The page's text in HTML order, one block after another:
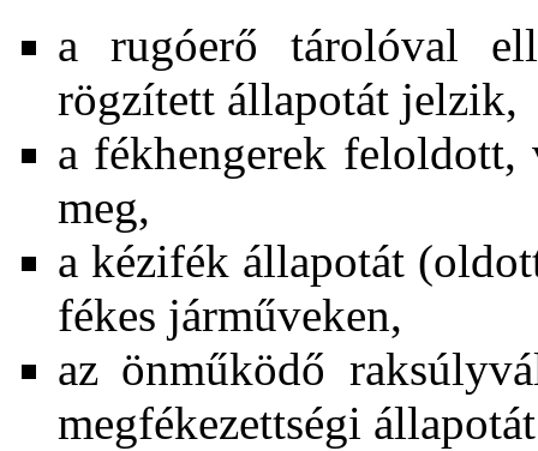
a rugóerő tárolóval
rögzített állapotát jelzik,
a fékhengerek feloldott,
meg,
a kézifék állapotát
fékes járműveken,
az önműködő
megfékezettségi